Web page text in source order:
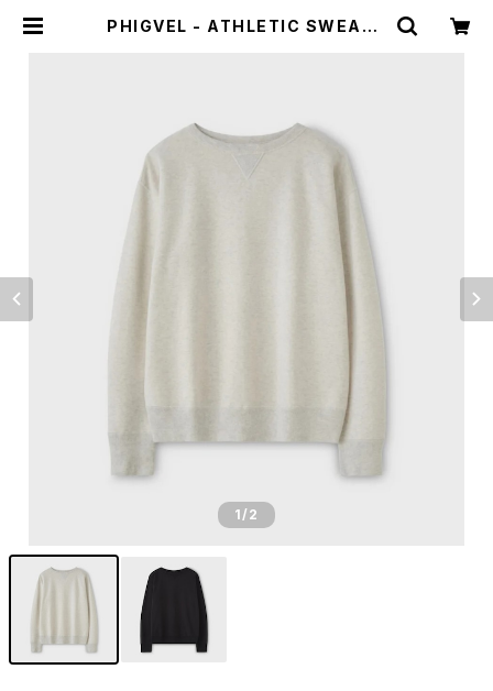
PHIGVEL - ATHLETIC SWEAT |
1/2